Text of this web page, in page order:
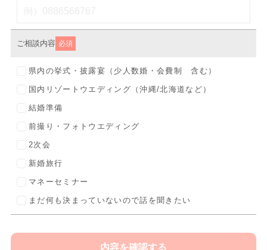
ご相談内容 必須
県内の挙式・披露宴（少人数婚・会費制 含む）
国内リゾートウエディング（沖縄/北海道など）
結婚準備
前撮り・フォトウエディング
2次会
新婚旅行
マネーセミナー
まだ何も決まっていないので話を聞きたい